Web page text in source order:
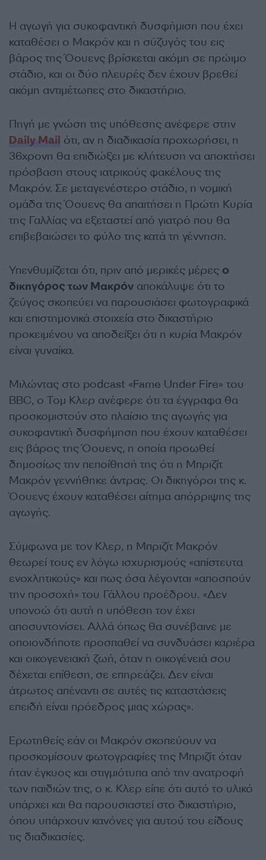
Η αγωγή για συκοφαντική δυσφήμιση που έχει
καταθέσει ο Μακρόν και η σύζυγός του εις
βάρος της Όουενς βρίσκεται ακόμη σε πρώιμο
στάδιο, και οι δύο πλευρές δεν έχουν βρεθεί
ακόμη αντιμέτωπες στο δικαστήριο.
Πηγή με γνώση της υπόθεσης ανέφερε στην
Daily Mail ότι, αν η διαδικασία προχωρήσει, η
36χρονη θα επιδιώξει με κλήτευση να αποκτήσει
πρόσβαση στους ιατρικούς φακέλους της
Μακρόν. Σε μεταγενέστερο στάδιο, η νομική
ομάδα της Όουενς θα απαιτήσει η Πρώτη Κυρία
της Γαλλίας να εξεταστεί από γιατρό που θα
επιβεβαιώσει το φύλο της κατά τη γέννηση.
Υπενθυμίζεται ότι, πριν από μερικές μέρες ο
δικηγόρος των Μακρόν αποκάλυψε ότι το
ζεύγος σκοπεύει να παρουσιάσει φωτογραφικά
και επιστημονικά στοιχεία στο δικαστήριο
προκειμένου να αποδείξει ότι η κυρία Μακρόν
είναι γυναίκα.
Μιλώντας στο podcast «Fame Under Fire» του
BBC, ο Τομ Κλερ ανέφερε ότι τα έγγραφα θα
προσκομιστούν στο πλαίσιο της αγωγής για
συκοφαντική δυσφήμηση που έχουν καταθέσει
εις βάρος της Όουενς, η οποία προωθεί
δημοσίως την πεποίθησή της ότι η Μπριζίτ
Μακρόν γεννήθηκε άντρας. Οι δικηγόροι της κ.
Όουενς έχουν καταθέσει αίτημα απόρριψης της
αγωγής.
Σύμφωνα με τον Κλερ, η Μπριζίτ Μακρόν
θεωρεί τους εν λόγω ισχυρισμούς «απίστευτα
ενοχλητικούς» και πως όσα λέγονται «αποσπούν
την προσοχή» του Γάλλου προέδρου. «Δεν
υπονοώ ότι αυτή η υπόθεση τον έχει
αποσυντονίσει. Αλλά όπως θα συνέβαινε με
οποιονδήποτε προσπαθεί να συνδυάσει καριέρα
και οικογενειακή ζωή, όταν η οικογένειά σου
δέχεται επίθεση, σε επηρεάζει. Δεν είναι
άτρωτος απέναντι σε αυτές τις καταστάσεις
επειδή είναι πρόεδρος μιας χώρας».
Ερωτηθείς εάν οι Μακρόν σκοπεύουν να
προσκομίσουν φωτογραφίες της Μπριζίτ όταν
ήταν έγκυος και στιγμιότυπα από την ανατροφή
των παιδιών της, ο κ. Κλερ είπε ότι αυτό το υλικό
υπάρχει και θα παρουσιαστεί στο δικαστήριο,
όπου υπάρχουν κανόνες για αυτού του είδους
τις διαδικασίες.